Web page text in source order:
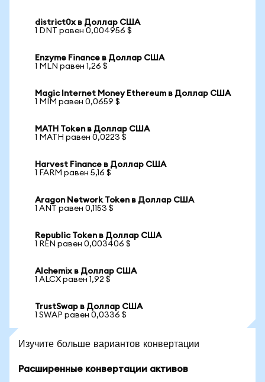
district0x в Доллар США
1 DNT равен 0,004956 $
Enzyme Finance в Доллар США
1 MLN равен 1,26 $
Magic Internet Money Ethereum в Доллар США
1 MIM равен 0,0659 $
MATH Token в Доллар США
1 MATH равен 0,0223 $
Harvest Finance в Доллар США
1 FARM равен 5,16 $
Aragon Network Token в Доллар США
1 ANT равен 0,1153 $
Republic Token в Доллар США
1 REN равен 0,003406 $
Alchemix в Доллар США
1 ALCX равен 1,92 $
TrustSwap в Доллар США
1 SWAP равен 0,0336 $
Изучите больше вариантов конвертации
Расширенные конвертации активов